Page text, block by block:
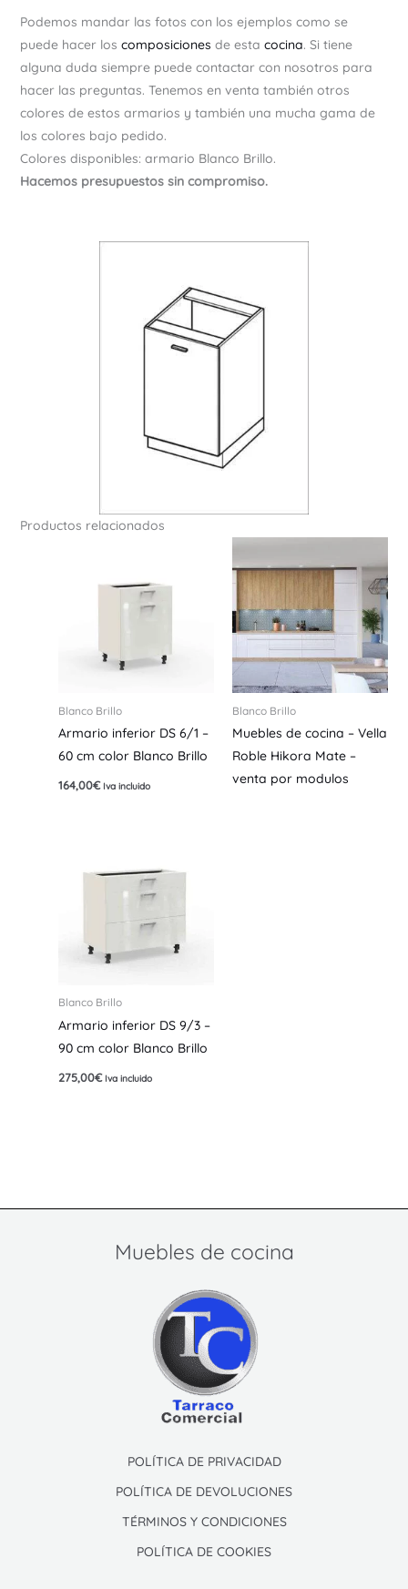
Podemos mandar las fotos con los ejemplos como se
puede hacer los composiciones de esta cocina. Si tiene
alguna duda siempre puede contactar con nosotros para
hacer las preguntas. Tenemos en venta también otros
colores de estos armarios y también una mucha gama de
los colores bajo pedido.
Colores disponibles: armario Blanco Brillo.
Hacemos presupuestos sin compromiso.
Productos relacionados
Blanco Brillo
Armario inferior DS 6/1 –
60 cm color Blanco Brillo
164,00€ Iva incluido
Blanco Brillo
Muebles de cocina – Vella
Roble Hikora Mate –
venta por modulos
Blanco Brillo
Armario inferior DS 9/3 –
90 cm color Blanco Brillo
275,00€ Iva incluido
Muebles de cocina
POLÍTICA DE PRIVACIDAD
POLÍTICA DE DEVOLUCIONES
TÉRMINOS Y CONDICIONES
POLÍTICA DE COOKIES